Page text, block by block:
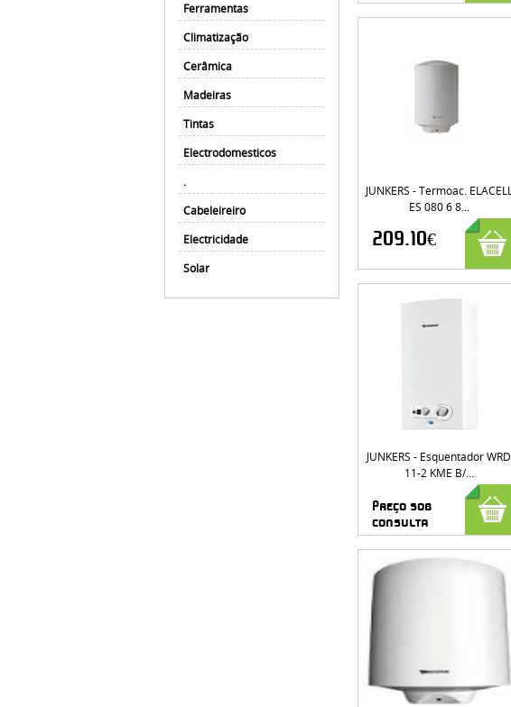
Ferramentas
Climatização
Cerâmica
Madeiras
Tintas
Electrodomesticos
.
Cabeleireiro
Electricidade
Solar
JUNKERS - Termoac. ELACELL
ES 080 6 8...
209.10€
JUNKERS - Esquentador WRD
11-2 KME B/...
Preço sob
consulta